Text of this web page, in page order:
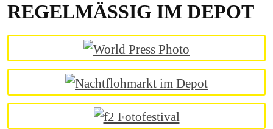
REGELMÄSSIG IM DEPOT